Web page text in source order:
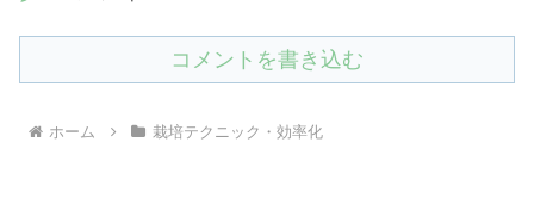
コメントを書き込む
ホーム 栽培テクニック・効率化